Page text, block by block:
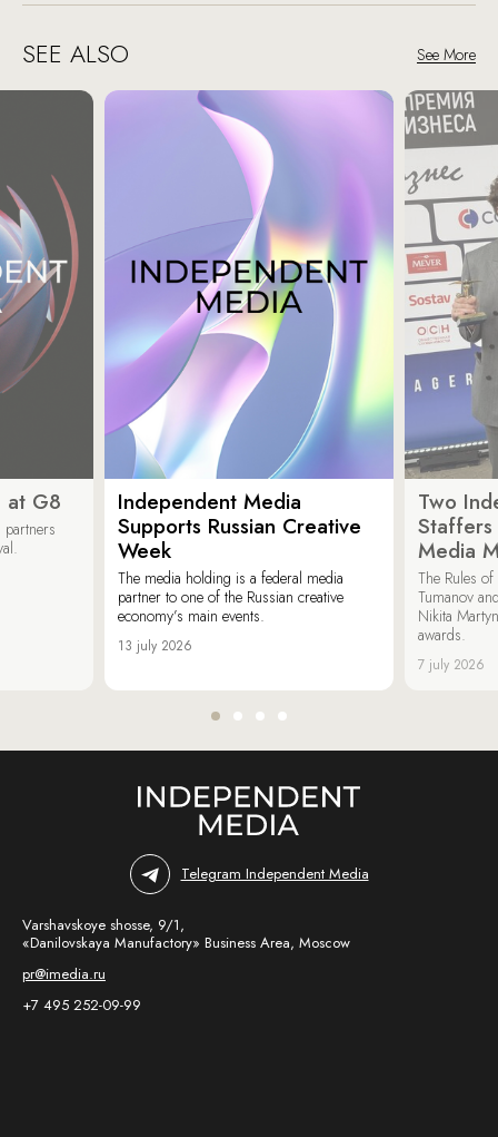
SEE ALSO See More
at G8
Independent Media
Supports Russian Creative
Week
The media holding is a federal media
partner to one of the Russian creative
economy’s main events.
13 july 2026
Two
Media
The Rules
Tumanov
Nikita
awards.
7 july 2026
Telegram Independent Media
Varshavskoye shosse, 9/1,
«Danilovskaya Manufactory» Business Area, Moscow
pr@imedia.ru
+7 495 252-09-99